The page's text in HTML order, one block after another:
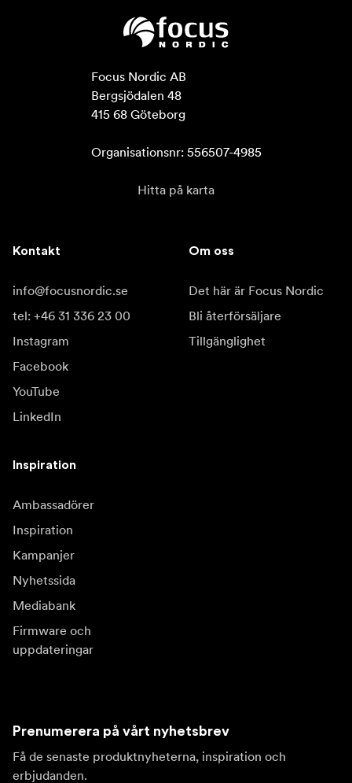
Focus Nordic AB
Bergsjödalen 48
415 68 Göteborg
Organisationsnr: 556507-4985
Hitta på karta
Kontakt
info@focusnordic.se
tel: +46 31 336 23 00
Instagram
Facebook
YouTube
LinkedIn
Om oss
Det här är Focus Nordic
Bli återförsäljare
Tillgänglighet
Inspiration
Ambassadörer
Inspiration
Kampanjer
Nyhetssida
Mediabank
Firmware och
uppdateringar
Prenumerera på vårt nyhetsbrev
Få de senaste produktnyheterna, inspiration och
erbjudanden.